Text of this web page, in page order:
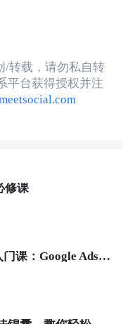
/转载，请勿私自转
平台获得授权并注
修课
谷歌广告投放入门课：Google Ads基础知识及操作指南